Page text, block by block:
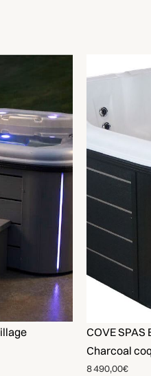
COVE SPAS
Charcoal
8 490,00€